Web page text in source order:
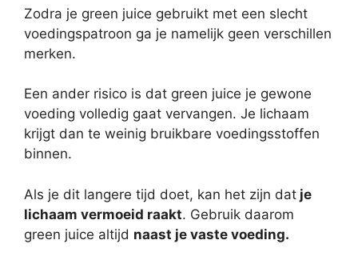
Zodra je green juice gebruikt met een slecht
voedingspatroon ga je namelijk geen verschillen
merken.
Een ander risico is dat green juice je gewone
voeding volledig gaat vervangen. Je lichaam
krijgt dan te weinig bruikbare voedingsstoffen
binnen.
Als je dit langere tijd doet, kan het zijn dat je
lichaam vermoeid raakt. Gebruik daarom
green juice altijd naast je vaste voeding.